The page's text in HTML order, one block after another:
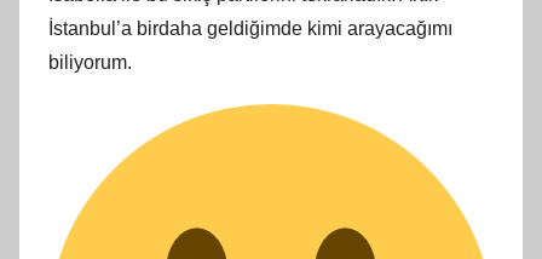
İstanbul’a birdaha geldiğimde kimi arayacağımı
biliyorum.